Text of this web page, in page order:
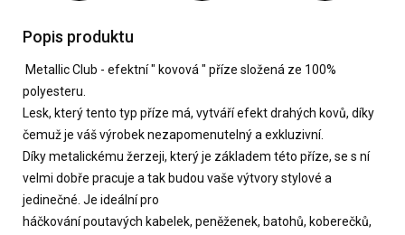
Popis produktu
Metallic Club - efektní " kovová " příze složená ze 100%
polyesteru.
Lesk, který tento typ příze má, vytváří efekt drahých kovů, díky
čemuž je váš výrobek nezapomenutelný a exkluzivní.
Díky metalickému žerzeji, který je základem této příze, se s ní
velmi dobře pracuje a tak budou vaše výtvory stylové a
jedinečné. Je ideální pro
háčkování poutavých kabelek, peněženek, batohů, koberečků,